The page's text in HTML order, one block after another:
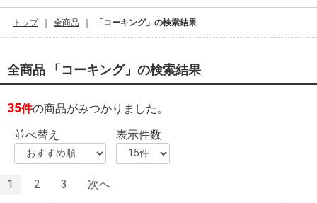
クーラーボックス
バケツ
トップ 全商品 「コーキング」の検索結果
全商品 「コーキング」の検索結果
35件の商品がみつかりました。
並べ替え
表示件数
1 2 3 次へ